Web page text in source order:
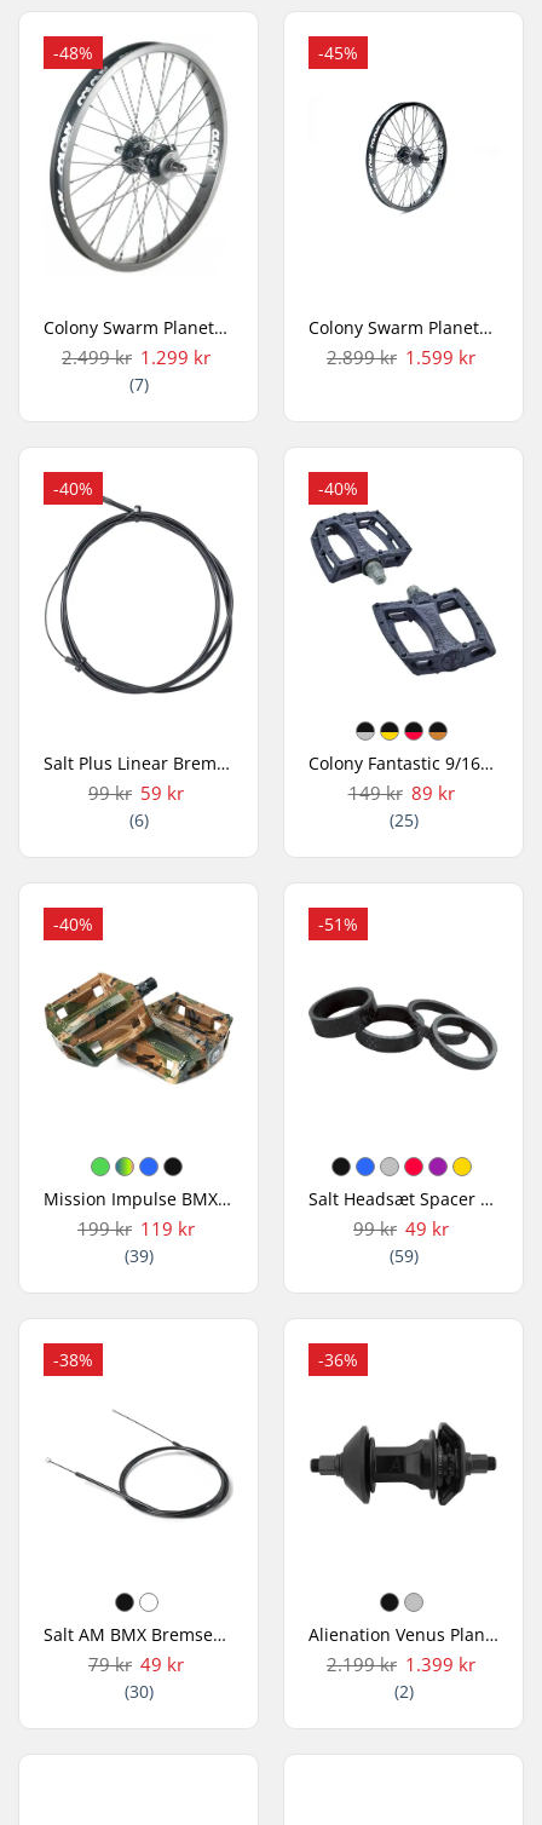
-48%
Colony Swarm Planetary x Pintour Freecoaster BMX Baghjul
2.499 kr 1.299 kr
(7)
-45%
Colony Swarm Planetary x Contour Freecoaster BMX Baghjul
2.899 kr 1.599 kr
-40%
Salt Plus Linear Bremse Kabel
99 kr 59 kr
(6)
-40%
Colony Fantastic 9/16" BMX Pedaler
149 kr 89 kr
(25)
-40%
Mission Impulse BMX Pedaler
199 kr 119 kr
(39)
-51%
Salt Headsæt Spacer Sæt V2
99 kr 49 kr
(59)
-38%
Salt AM BMX Bremsekabel
79 kr 49 kr
(30)
-36%
Alienation Venus Planetary BMX Freecoaster/Cassette Bagnav
2.199 kr 1.399 kr
(2)